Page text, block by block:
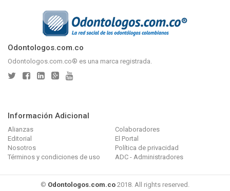
Odontologos.com.co
Odontologos.com.co® es una marca registrada.
Información Adicional
Alianzas
Colaboradores
Editorial
El Portal
Nosotros
Política de privacidad
Términos y condiciones de uso
ADC - Administradores
© Odontologos.com.co 2018. All rights reserved.